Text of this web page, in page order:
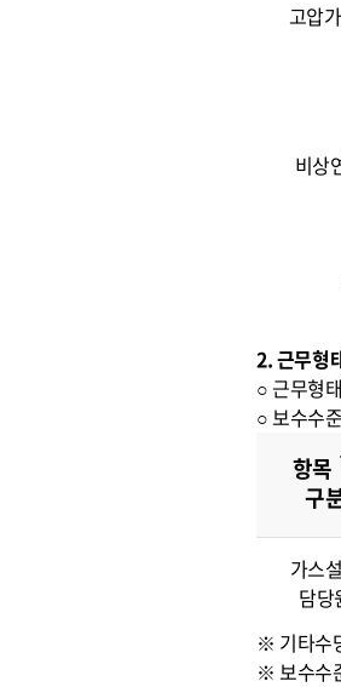
고압
비상
2. 근무형
○ 근무형
○ 보수수
항목
구
가스
담당
※ 기타수
※ 보수수